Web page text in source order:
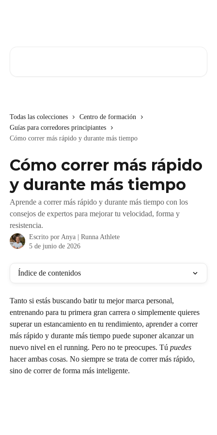
Todas las colecciones
Centro de formación
Guías para corredores principiantes
Cómo correr más rápido y durante más tiempo
Cómo correr más rápido
y durante más tiempo
Aprende a correr más rápido y durante más tiempo con los
consejos de expertos para mejorar tu velocidad, forma y
resistencia.
Escrito por Anya | Runna Athlete
5 de junio de 2026
Índice de contenidos
Tanto si estás buscando batir tu mejor marca personal,
entrenando para tu primera gran carrera o simplemente quieres
superar un estancamiento en tu rendimiento, aprender a correr
más rápido y durante más tiempo puede suponer alcanzar un
nuevo nivel en el running. Pero no te preocupes. Tú puedes
hacer ambas cosas. No siempre se trata de correr más rápido,
sino de correr de forma más inteligente.